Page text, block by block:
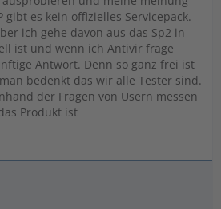
gibt es kein offizielles Servicepack.
ich gehe davon aus das Sp2 in
ist und wenn ich Antivir frage
Antwort. Denn so ganz frei ist
bedenkt das wir alle Tester sind.
der Fragen von Usern messen
Produkt ist